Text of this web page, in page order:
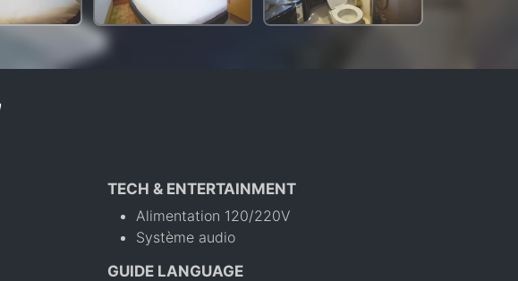
TECH & ENTERTAINMENT
Alimentation 120/220V
Système audio
GUIDE LANGUAGE